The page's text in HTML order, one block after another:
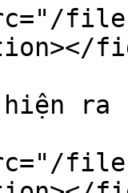
files/
hiện
files/